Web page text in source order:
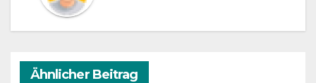
Ähnlicher Beitrag